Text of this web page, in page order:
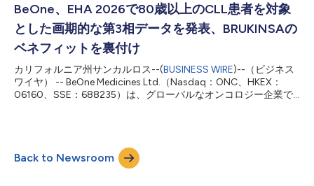
リツキシマブの併用療法を、ベンダムスチンとリツキシマブの併
用療法（BR）と比較評価するものです。MANGROVEは、この一
次治療の場面において、BTK阻害薬ベースの化学療法を伴わない
レジメンを標準的な化学免疫療法と比較評価した初の第3相国際
共同無作為化試験です。この重要な第3相試験は、MCLにおける
BRUKINSAの確立された臨床エビデンスを基盤としています。
BeOneの血液領域チーフ・メディカル・オフィサー（CMO）で
あるアミット・アガルワル医学博士（M.D., Ph.D.）は、次のよう
BeOne、EHA 2026で80歳以上のCLL患者を対象
とした画期的な第3相データを発表、BRUKINSAの
ベネフィットを裏付け
カリフォルニア州サンカルロス--(BUSINESS WIRE)--（ビジネス
ワイヤ） -- BeOne Medicines Ltd.（Nasdaq：ONC、HKEX：
06160、SSE：688235）は、グローバルなオンコロジー企業で
は、約6.5年の追跡調査後もBRUKINSA®（ザヌブルチニブ）の持
続的なベネフィットが示され、基盤となるBTK阻害薬としての同
剤の役割が裏付けられました。BRUKINSAは、第3相試験でイブル
Back to Newsroom